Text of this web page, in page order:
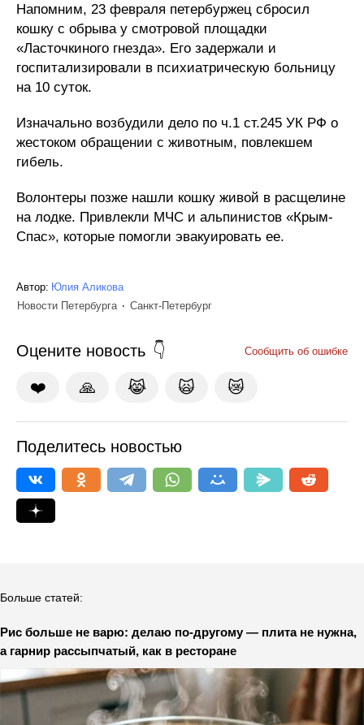
Напомним, 23 февраля петербуржец сбросил
кошку с обрыва у смотровой площадки
«Ласточкиного гнезда». Его задержали и
госпитализировали в психиатрическую больницу
на 10 суток.
Изначально возбудили дело по ч.1 ст.245 УК РФ о
жестоком обращении с животным, повлекшем
гибель.
Волонтеры позже нашли кошку живой в расщелине
на лодке. Привлекли МЧС и альпинистов «Крым-
Спас», которые помогли эвакуировать ее.
Автор: Юлия Аликова
Новости Петербурга
Санкт-Петербург
Оцените новость Сообщить об ошибке
❤️ 🙏 😹 🙀 😿
Поделитесь новостью
Больше статей:
Рис больше не варю: делаю по-другому — плита не нужна,
а гарнир рассыпчатый, как в ресторане